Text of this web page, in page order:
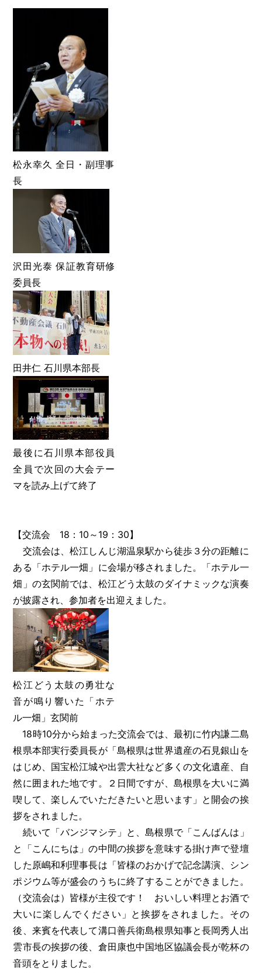
松永幸久 全日・副理事
長
沢田光泰 保証教育研修
委員長
田井仁 石川県本部長
最後に石川県本部役員
全員で次回の大会テー
マを読み上げて終了
【交流会 18：10～19：30】
交流会は、松江しんじ湖温泉駅から徒歩３分の距離に
ある「ホテル一畑」に会場が移されました。「ホテル一
畑」の玄関前では、松江どう太鼓のダイナミックな演奏
が披露され、参加者を出迎えました。
松江どう太鼓の勇壮な
音が鳴り響いた「ホテ
ル一畑」玄関前
18時10分から始まった交流会では、最初に竹内謙二島
根県本部実行委員長が「島根県は世界遺産の石見銀山を
はじめ、国宝松江城や出雲大社など多くの文化遺産、自
然に囲まれた地です。２日間ですが、島根県を大いに満
喫して、楽しんでいただきたいと思います」と開会の挨
拶をされました。
続いて「バンジマシテ」と、島根県で「こんばんは」
と「こんにちは」の中間の挨拶を意味する掛け声で登壇
した原嶋和利理事長は「皆様のおかげで記念講演、シン
ポジウム等が盛会のうちに終了することができました。
（交流会は）皆様が主役です！ おいしい料理とお酒で
大いに楽しんでください」と挨拶をされました。その
後、来賓を代表して溝口善兵衛島根県知事と長岡秀人出
雲市長の挨拶の後、倉田康也中国地区協議会長が乾杯の
音頭をとりました。